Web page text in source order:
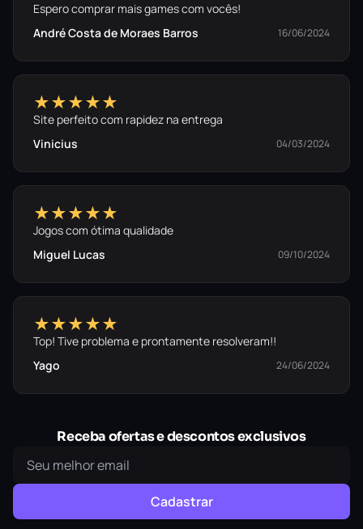
Espero comprar mais games com vocês!
André Costa de Moraes Barros
16/06/2024
★★★★★
Site perfeito com rapidez na entrega
Vinicius
04/03/2024
★★★★★
Jogos com ótima qualidade
Miguel Lucas
09/10/2024
★★★★★
Top! Tive problema e prontamente resolveram!!
Yago
24/06/2024
Receba ofertas e descontos exclusivos
Cadastrar